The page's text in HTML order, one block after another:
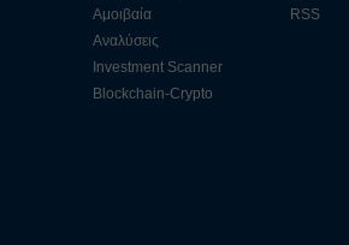
Αμοιβαία
Αναλύσεις
Investment Scanner
Blockchain-Crypto
RSS